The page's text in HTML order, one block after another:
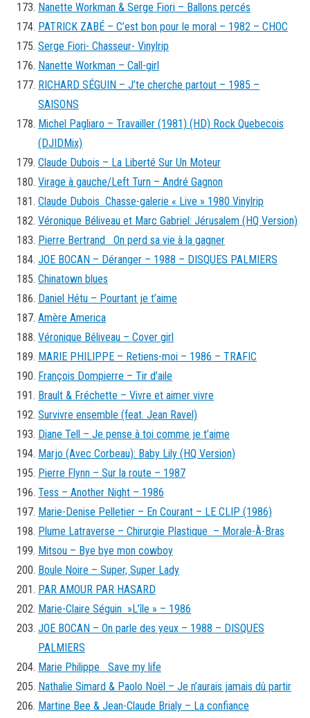
Nanette Workman & Serge Fiori – Ballons percés
PATRICK ZABÉ – C’est bon pour le moral – 1982 – CHOC
Serge Fiori- Chasseur- Vinylrip
Nanette Workman – Call-girl
RICHARD SÉGUIN – J’te cherche partout – 1985 –
SAISONS
Michel Pagliaro – Travailler (1981) (HD) Rock Quebecois
(DJIDMix)
Claude Dubois – La Liberté Sur Un Moteur
Virage à gauche/Left Turn – André Gagnon
Claude Dubois Chasse-galerie « Live » 1980 Vinylrip
Véronique Béliveau et Marc Gabriel: Jérusalem (HQ Version)
Pierre Bertrand On perd sa vie à la gagner
JOE BOCAN – Déranger – 1988 – DISQUES PALMIERS
Chinatown blues
Daniel Hétu – Pourtant je t’aime
Amère America
Véronique Béliveau – Cover girl
MARIE PHILIPPE – Retiens-moi – 1986 – TRAFIC
François Dompierre – Tir d’aile
Brault & Fréchette – Vivre et aimer vivre
Survivre ensemble (feat. Jean Ravel)
Diane Tell – Je pense à toi comme je t’aime
Marjo (Avec Corbeau): Baby Lily (HQ Version)
Pierre Flynn – Sur la route – 1987
Tess – Another Night – 1986
Marie-Denise Pelletier – En Courant – LE CLIP (1986)
Plume Latraverse – Chirurgie Plastique – Morale-À-Bras
Mitsou – Bye bye mon cowboy
Boule Noire – Super, Super Lady
PAR AMOUR PAR HASARD
Marie-Claire Séguin »L’île » – 1986
JOE BOCAN – On parle des yeux – 1988 – DISQUES
PALMIERS
Marie Philippe Save my life
Nathalie Simard & Paolo Noël – Je n’aurais jamais dû partir
Martine Bee & Jean-Claude Brialy – La confiance